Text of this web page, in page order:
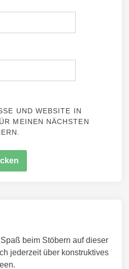
UND WEBSITE IN
MEINEN NÄCHSTEN
beim Stöbern auf dieser
jederzeit über konstruktives